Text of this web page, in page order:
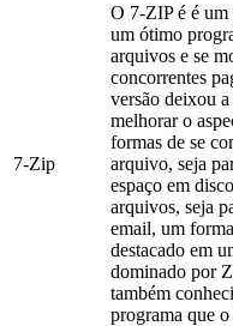
7-Zip
O 7-ZIP é é um
um ótimo
arquivos e se
concorrentes
versão deixou
melhorar o
formas de se
arquivo, seja
espaço em
arquivos, seja
email, um
destacado em
dominado por
também
programa que